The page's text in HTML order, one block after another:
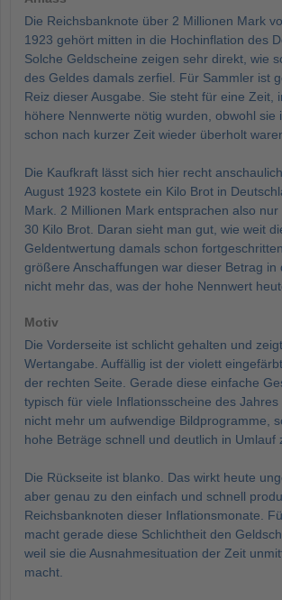
Die Reichsbanknote über 2 Millionen Mark
1923 gehört mitten in die Hochinflation des
Solche Geldscheine zeigen sehr direkt, wie
des Geldes damals zerfiel. Für Sammler ist
Reiz dieser Ausgabe. Sie steht für eine Zeit,
höhere Nennwerte nötig wurden, obwohl sie
schon nach kurzer Zeit wieder überholt
Die Kaufkraft lässt sich hier recht
August 1923 kostete ein Kilo Brot in
Mark. 2 Millionen Mark entsprachen also
30 Kilo Brot. Daran sieht man gut, wie weit
Geldentwertung damals schon
größere Anschaffungen war dieser Betrag in
nicht mehr das, was der hohe Nennwert
Motiv
Die Vorderseite ist schlicht gehalten und
Wertangabe. Auffällig ist der violett
der rechten Seite. Gerade diese einfache
typisch für viele Inflationsscheine des Jahres
nicht mehr um aufwendige Bildprogramme,
hohe Beträge schnell und deutlich in Umlauf
Die Rückseite ist blanko. Das wirkt heute
aber genau zu den einfach und schnell
Reichsbanknoten dieser Inflationsmonate.
macht gerade diese Schlichtheit den
weil sie die Ausnahmesituation der Zeit
macht.